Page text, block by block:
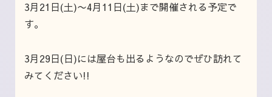
3月21日(土)〜4月11日(土)まで開催される予定で
す。
3月29日(日)には屋台も出るようなのでぜひ訪れて
みてください!!